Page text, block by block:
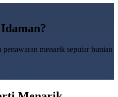
menarik seputar hunian